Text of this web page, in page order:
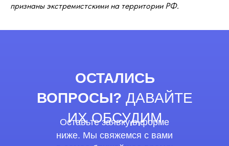
признаны экстремистскими на территории РФ.
ОСТАЛИСЬ
ВОПРОСЫ? ДАВАЙТЕ
ИХ ОБСУДИМ
Оставьте заявку в форме
ниже. Мы свяжемся с вами